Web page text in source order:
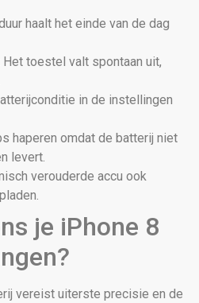
haalt het einde van de dag
toestel valt spontaan uit,
in de instellingen
haperen omdat de batterij niet
levert.
verouderde accu ook
je iPhone 8
vereist uiterste precisie en de